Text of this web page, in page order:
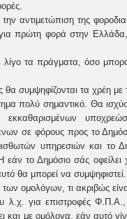
της
πρώτη φορά στην Ελλάδα,
τα πράγματα, όσο
συμψηφίζονται τα χρέη με
πολύ σημαντικό. Θα
σε φόρους προς το
υπηρεσιών και το
το Δημόσιο σάς
θα μπορεί να συμψηφιστεί.
ομολόγων, τι ακριβώς
για επιστροφές
και με ομόλογα, εάν αυτό